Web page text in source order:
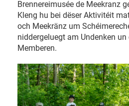
Brennereimusée de Meekranz
Kleng hu bei dëser Aktivitéit
och Meekränz um
niddergeluegt am Undenken
Memberen.